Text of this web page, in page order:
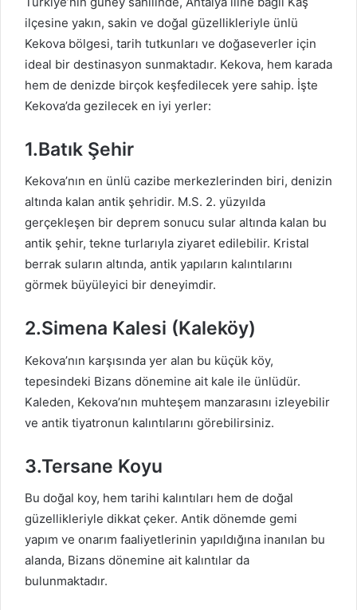
ilçesine yakın, sakin ve doğal güzellikleriyle ünlü
Kekova bölgesi, tarih tutkunları ve doğaseverler için
ideal bir destinasyon sunmaktadır. Kekova, hem karada
hem de denizde birçok keşfedilecek yere sahip. İşte
Kekova’da gezilecek en iyi yerler:
1.Batık Şehir
Kekova’nın en ünlü cazibe merkezlerinden biri, denizin
altında kalan antik şehridir. M.S. 2. yüzyılda
gerçekleşen bir deprem sonucu sular altında kalan bu
antik şehir, tekne turlarıyla ziyaret edilebilir. Kristal
berrak suların altında, antik yapıların kalıntılarını
görmek büyüleyici bir deneyimdir.
2.Simena Kalesi (Kaleköy)
Kekova’nın karşısında yer alan bu küçük köy,
tepesindeki Bizans dönemine ait kale ile ünlüdür.
Kaleden, Kekova’nın muhteşem manzarasını izleyebilir
ve antik tiyatronun kalıntılarını görebilirsiniz.
3.Tersane Koyu
Bu doğal koy, hem tarihi kalıntıları hem de doğal
güzellikleriyle dikkat çeker. Antik dönemde gemi
yapım ve onarım faaliyetlerinin yapıldığına inanılan bu
alanda, Bizans dönemine ait kalıntılar da
bulunmaktadır.